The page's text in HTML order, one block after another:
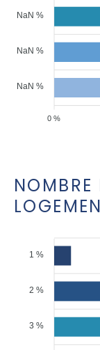
NaN %
NaN %
NaN %
0 %
NOMBRE
1 %
2 %
3 %